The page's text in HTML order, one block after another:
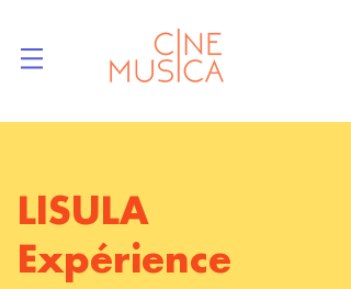
LISULA
Expérience